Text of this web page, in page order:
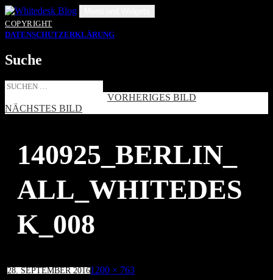
Zum
Inhalt
springen
COPYRIGHT
DATENSCHUTZERKLÄRUNG
Suche
Suche
VORHERIGES BILD
NÄCHSTES BILD
140925_BERLIN_
ALL_WHITEDES
K_008
Veröffentlicht
am
28. SEPTEMBER 2016Volle
1200 × 763